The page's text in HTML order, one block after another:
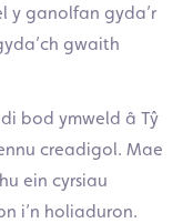
y ganolfan gyda’r
gwaith
bod ymweld â Tŷ
creadigol. Mae
ein cyrsiau
i’n holiaduron.